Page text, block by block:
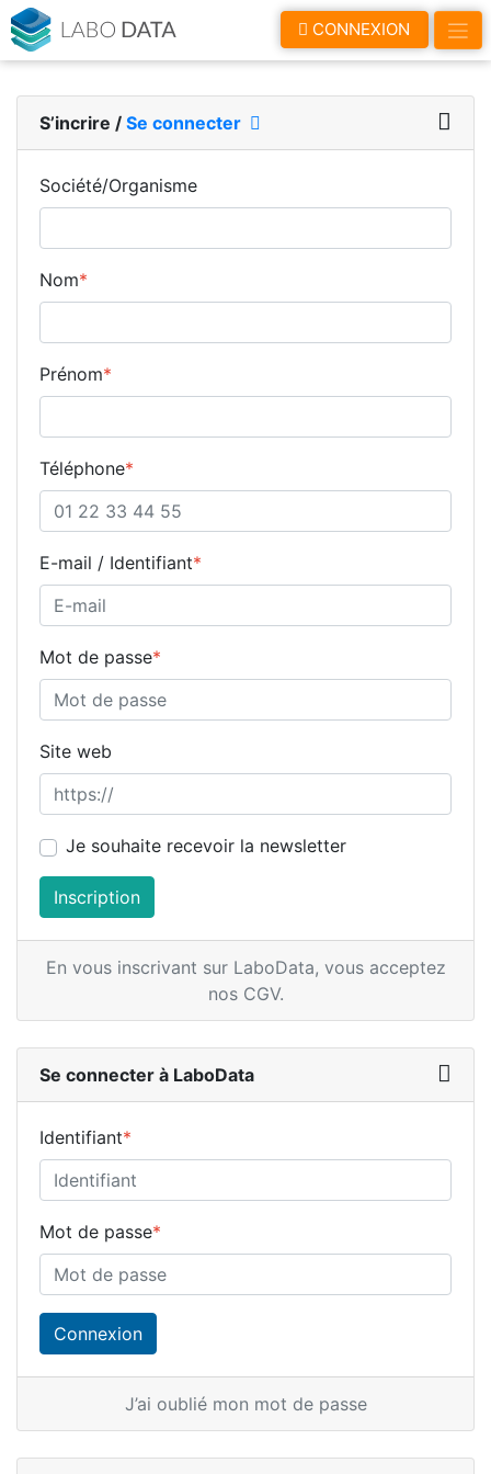
CONNEXION
S’incrire / Se connecter
Société/Organisme
Nom*
Prénom*
Téléphone*
E-mail / Identifiant*
Mot de passe*
Site web
Je souhaite recevoir la newsletter
Inscription
En vous inscrivant sur LaboData, vous acceptez
nos CGV.
Se connecter à LaboData
Identifiant*
Mot de passe*
J’ai oublié mon mot de passe